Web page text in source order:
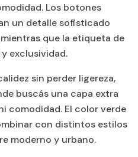
Los botones
un detalle sofisticado
que la etiqueta de
exclusividad.
sin perder ligereza,
buscás una capa extra
comodidad. El color verde
con distintos estilos
moderno y urbano.